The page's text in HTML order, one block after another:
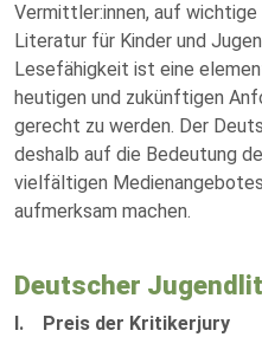
Vermittler:innen, auf wichtige
Literatur für Kinder und
Lesefähigkeit ist eine
heutigen und zukünftigen
gerecht zu werden. Der
deshalb auf die Bedeutung
vielfältigen
aufmerksam machen.
Deutscher
I. Preis der Kritikerjury